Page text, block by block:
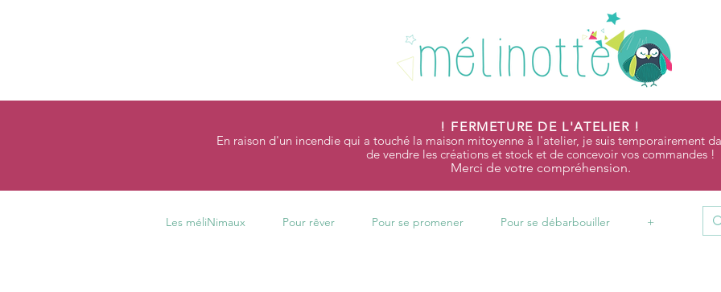
! FERMETURE DE L'ATELIER !
En raison d'un incendie qui a touché la maison mitoyenne à l'atelier, je suis temporairement
de vendre les créations et stock et de concevoir vos commandes !
Merci de votre compréhension.
Les méliNimaux Pour rêver Pour se promener Pour se débarbouiller +